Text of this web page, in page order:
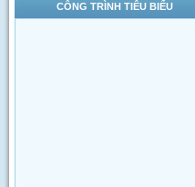
CÔNG TRÌNH TIÊU BIỂU